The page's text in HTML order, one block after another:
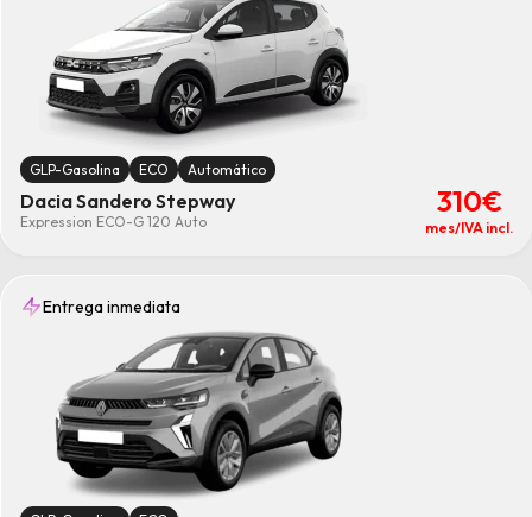
GLP-Gasolina ECO Automático
Dacia Sandero Stepway
Expression ECO-G 120 Auto
310€
mes/IVA incl.
Entrega inmediata